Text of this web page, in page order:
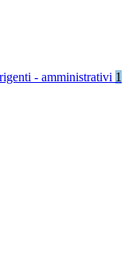
- amministrativi 1